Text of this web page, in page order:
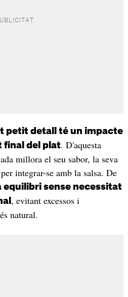
petit detall té un impacte
final del plat. D'aquesta
millora el seu sabor, la seva
integrar-se amb la salsa. De
equilibri sense necessitat
, evitant excessos i
natural.